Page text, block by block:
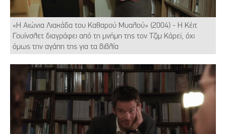
«Η Αιώνια Λιακάδα του Καθαρού Μυαλού» (2004) - Η Κέιτ
Γουίνσλετ διαγράφει από τη μνήμη της τον Τζιμ Κάρεϊ, όχι
όμως την αγάπη της για τα βιβλία